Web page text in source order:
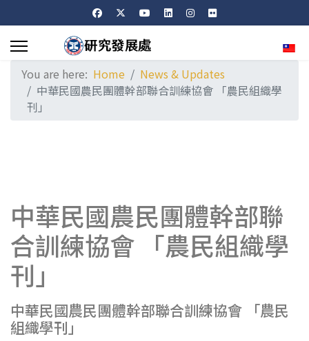
You are here: Home
News & Updates
中華民國農民團體幹部聯合訓練協會 「農民組織學
刊」
中華民國農民團體幹部聯
合訓練協會 「農民組織學
刊」
中華民國農民團體幹部聯合訓練協會 「農民
組織學刊」